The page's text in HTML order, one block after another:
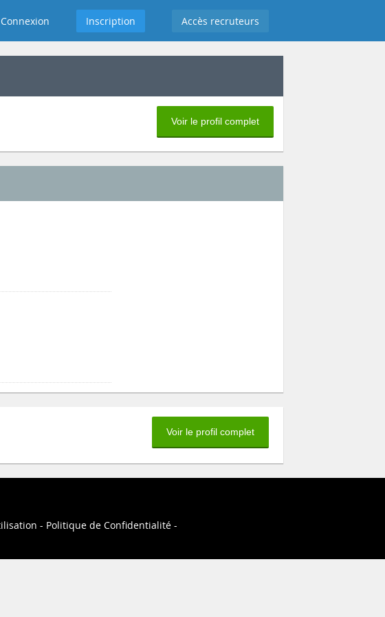
Connexion Inscription Accès recruteurs
Voir le profil complet
Voir le profil complet
Politique de Confidentialité